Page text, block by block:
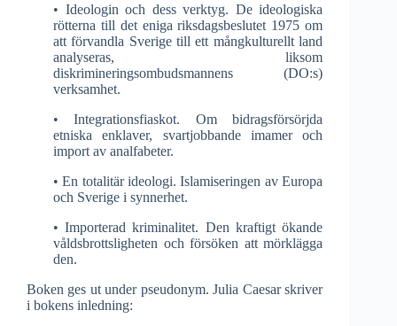
• Ideologin och dess verktyg. De ideologiska
rötterna till det eniga riksdagsbeslutet 1975 om
att förvandla Sverige till ett mångkulturellt land
analyseras, liksom
diskrimineringsombudsmannens (DO:s)
verksamhet.
• Integrationsfiaskot. Om bidragsförsörjda
etniska enklaver, svartjobbande imamer och
import av analfabeter.
• En totalitär ideologi. Islamiseringen av Europa
och Sverige i synnerhet.
• Importerad kriminalitet. Den kraftigt ökande
våldsbrottsligheten och försöken att mörklägga
den.
Boken ges ut under pseudonym. Julia Caesar skriver
i bokens inledning: